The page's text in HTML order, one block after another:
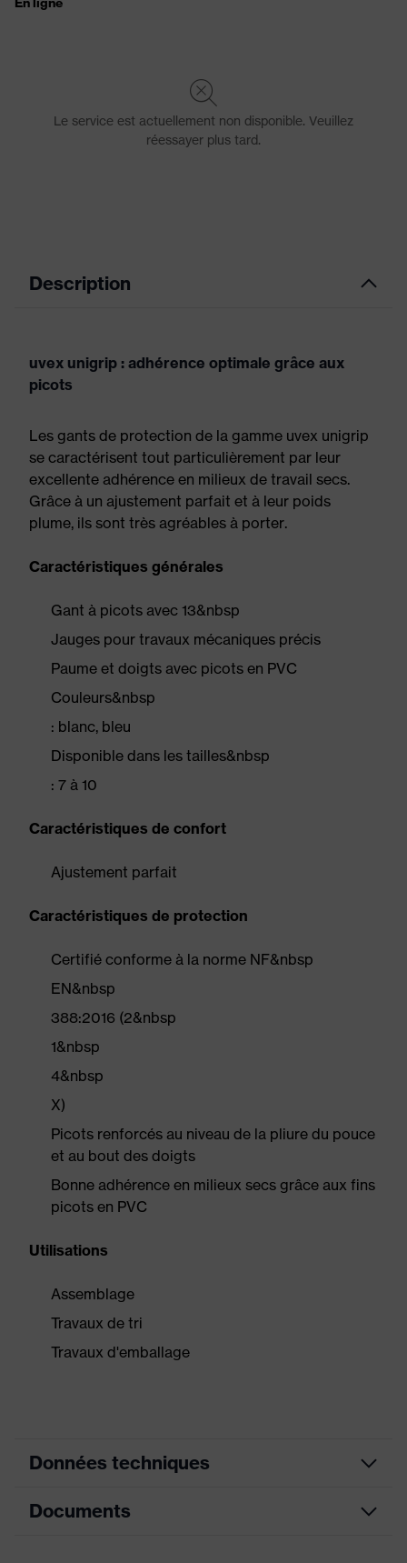
Description
uvex unigrip : adhérence optimale grâce aux
picots
Les gants de protection de la gamme uvex unigrip
se caractérisent tout particulièrement par leur
excellente adhérence en milieux de travail secs.
Grâce à un ajustement parfait et à leur poids
plume, ils sont très agréables à porter.
Caractéristiques générales
Gant à picots avec 13&nbsp
Jauges pour travaux mécaniques précis
Paume et doigts avec picots en PVC
Couleurs&nbsp
: blanc, bleu
Disponible dans les tailles&nbsp
: 7 à 10
Caractéristiques de confort
Ajustement parfait
Caractéristiques de protection
Certifié conforme à la norme NF&nbsp
EN&nbsp
388:2016 (2&nbsp
1&nbsp
4&nbsp
X)
Picots renforcés au niveau de la pliure du pouce
et au bout des doigts
Bonne adhérence en milieux secs grâce aux fins
picots en PVC
Utilisations
Assemblage
Travaux de tri
Travaux d'emballage
Données techniques
couleur de
Documents